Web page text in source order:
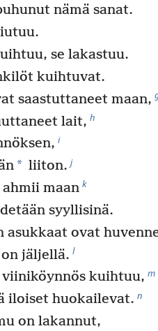
nämä sanat.
se lakastuu.
kuihtuvat.
saastuttaneet maan,
lait, h
i
* liiton. j
maan k
syyllisinä.
asukkaat ovat
jäljellä. l
viiniköynnös kuihtuu, m
iloiset huokailevat. n
on lakannut,